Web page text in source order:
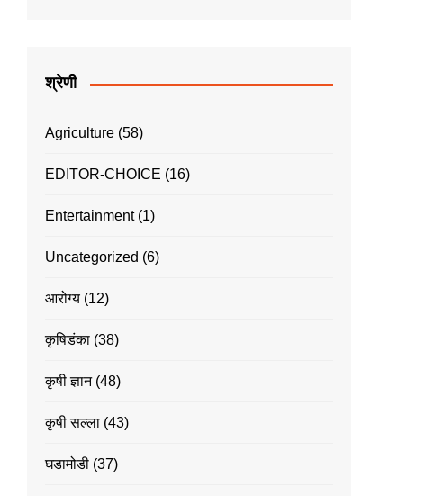
श्रेणी
Agriculture (58)
EDITOR-CHOICE (16)
Entertainment(1)
Uncategorized (6)
आरोग्य (12)
कृषिडंका (38)
कृषी ज्ञान(48)
कृषी सल्ला (43)
घडामोडी (37)